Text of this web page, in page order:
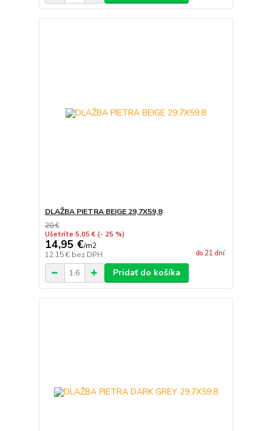
DLAŽBA PIETRA BEIGE 29,7X59,8
20 €
Ušetríte 5,05 € (- 25 %)
14,95 €/m2
12,15 € bez DPH do 21 dní
Pridať do košíka